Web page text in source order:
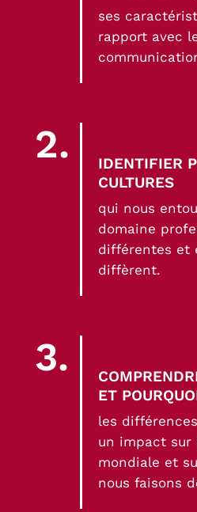
ses
rapport avec
2.
IDENTIFIER
CULTURES
qui nous
domaine
différentes et
diffèrent.
3.
ET
les
un impact sur
mondiale et
nous faisons